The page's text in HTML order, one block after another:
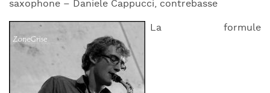
saxophone – Daniele Cappucci, contrebasse
La formule